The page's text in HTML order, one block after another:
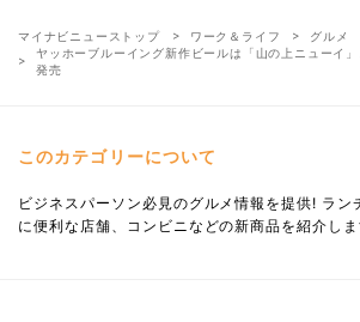
マイナビニューストップ ワーク＆ライフ
グルメ
ヤッホーブルーイング新作ビールは「山の上ニューイ
発売
このカテゴリーについて
ビジネスパーソン必見のグルメ情報を提供! ラン
に便利な店舗、コンビニなどの新商品を紹介しま